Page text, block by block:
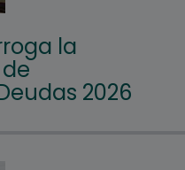
la
2026